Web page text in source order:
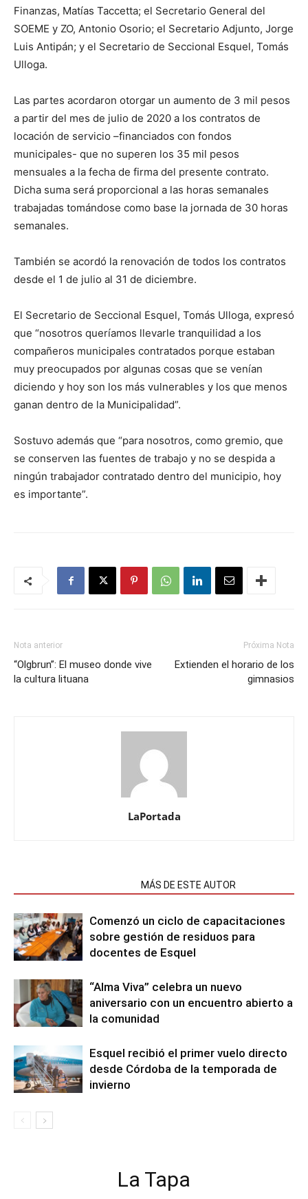
Finanzas, Matías Taccetta; el Secretario General del
SOEME y ZO, Antonio Osorio; el Secretario Adjunto, Jorge
Luis Antipán; y el Secretario de Seccional Esquel, Tomás
Ulloga.
Las partes acordaron otorgar un aumento de 3 mil pesos
a partir del mes de julio de 2020 a los contratos de
locación de servicio –financiados con fondos
municipales- que no superen los 35 mil pesos
mensuales a la fecha de firma del presente contrato.
Dicha suma será proporcional a las horas semanales
trabajadas tomándose como base la jornada de 30 horas
semanales.
También se acordó la renovación de todos los contratos
desde el 1 de julio al 31 de diciembre.
El Secretario de Seccional Esquel, Tomás Ulloga, expresó
que “nosotros queríamos llevarle tranquilidad a los
compañeros municipales contratados porque estaban
muy preocupados por algunas cosas que se venían
diciendo y hoy son los más vulnerables y los que menos
ganan dentro de la Municipalidad”.
Sostuvo además que “para nosotros, como gremio, que
se conserven las fuentes de trabajo y no se despida a
ningún trabajador contratado dentro del municipio, hoy
es importante”.
Nota anterior
“Olgbrun”: El museo donde vive
la cultura lituana
Próxima Nota
Extienden el horario de los
gimnasios
LaPortada
MÁS DE ESTE AUTOR
Comenzó un ciclo de capacitaciones
sobre gestión de residuos para
docentes de Esquel
“Alma Viva” celebra un nuevo
aniversario con un encuentro abierto a
la comunidad
Esquel recibió el primer vuelo directo
desde Córdoba de la temporada de
invierno
La Tapa